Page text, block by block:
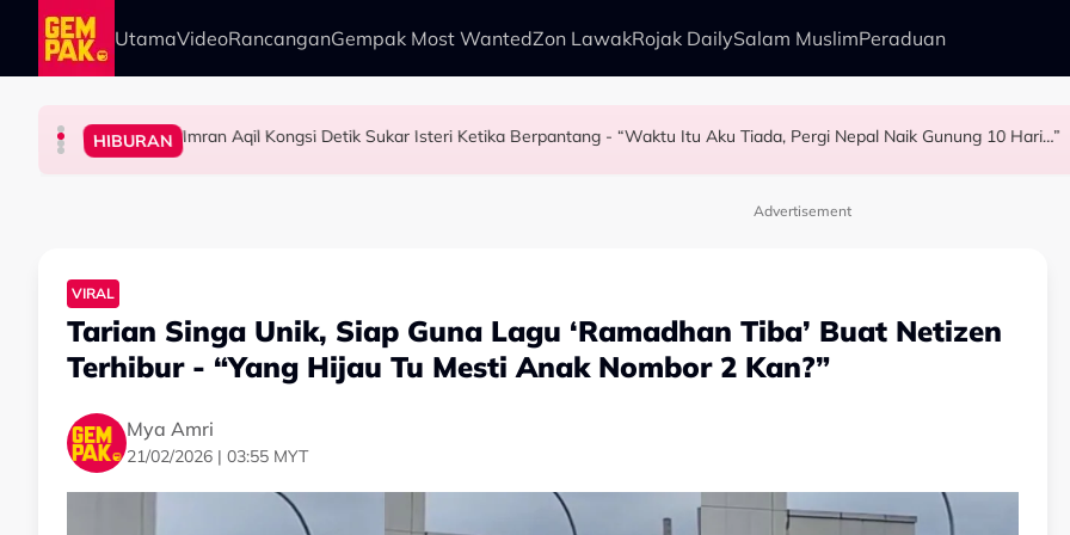
Skip to main content
UtamaVideoRancanganGempak Most WantedZon LawakRojak DailySalam MuslimPeraduan
HIBURAN Diserang Gara-Gara Netizen Salah Orang, Sherry Al Hadad Terkilan Fizikal Jadi Bahan Hinaan - “Saya Ambil Masa
HIBURAN Imran Aqil Kongsi Detik Sukar Isteri Ketika Berpantang - “Waktu Itu Aku Tiada, Pergi Nepal Naik Gunung 10 Hari…”
HIBURAN Khairul Aming Raih Jualan Lebih RM2 Juta Dalam Kurang Dua Minit
HIBURAN “Ada Yang Datang Menyapa, Teresak-Esak Menangis…” - Noraniza Idris
Advertisement
VIRAL
Tarian Singa Unik, Siap Guna Lagu ‘Ramadhan Tiba’ Buat Netizen
Terhibur - “Yang Hijau Tu Mesti Anak Nombor 2 Kan?”
Mya Amri
21/02/2026 | 03:55 MYT